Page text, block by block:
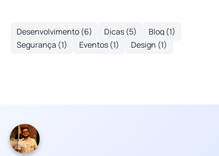
Desenvolvimento (6) Dicas (5)
Blog (1)
Segurança (1)
Eventos (1) Design (1)